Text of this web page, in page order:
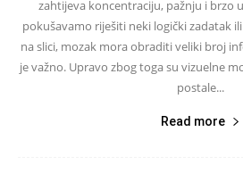
zahtijeva koncentraciju, pažnju i brzo
pokušavamo riješiti neki logički zadatak
na slici, mozak mora obraditi veliki broj
je važno. Upravo zbog toga su vizuelne
postale...
Read more